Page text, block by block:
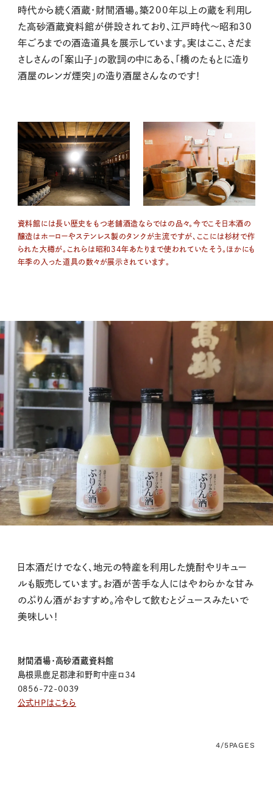
時代から続く酒蔵・財間酒場。築200年以上の蔵を利用し
た高砂酒蔵資料館が併設されており、江戸時代～昭和30
年ごろまでの酒造道具を展示しています。実はここ、さだま
さしさんの「案山子」の歌詞の中にある、「橋のたもとに造り
酒屋のレンガ煙突」の造り酒屋さんなのです！
資料館には長い歴史をもつ老舗酒造ならではの品々。今でこそ日本酒の
醸造は ホーローやステンレス製のタンクが主流ですが、ここには杉材で作
られた 大樽が。これらは昭和34年あたりまで使われていたそう。ほかにも
年季の入った道具の数々が展示されています。
日本酒だけでなく、地元の特産を利用した焼酎やリキュー
ルも販売しています。お酒が苦手な人にはやわらかな甘み
のぷりん酒がおすすめ。冷やして飲むとジュースみたいで
美味しい！
財間酒場・高砂酒蔵資料館
島根県鹿足郡津和野町中座ロ34
0856-72-0039
公式HPはこちら
4/5PAGES